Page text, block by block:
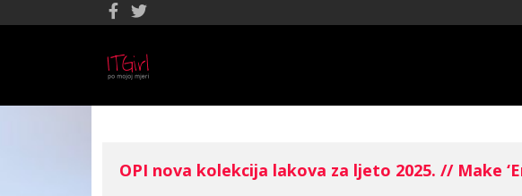
OPI nova kolekcija lakova za ljeto 2025. // Make